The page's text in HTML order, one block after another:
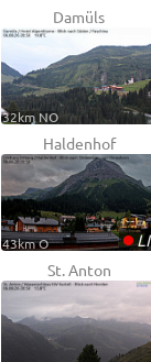
Damüls
32km NO
Haldenhof
•
43km O
St. Anton